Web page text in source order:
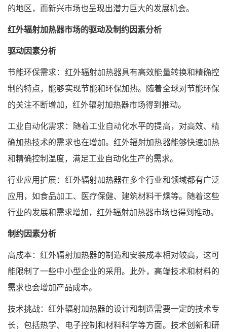
的地区，而新兴市场也呈现出潜力巨大的发展机会。
红外辐射加热器市场的驱动及制约因素分析
驱动因素分析
节能环保需求：红外辐射加热器具有高效能量转换和精确控
制的特点，能够实现节能和环保加热。随着全球对节能环保
的关注不断增加，红外辐射加热器市场得到推动。
工业自动化需求：随着工业自动化水平的提高，对高效、精
确加热技术的需求也在增加。红外辐射加热器能够快速加热
和精确控制温度，满足工业自动化生产的需求。
行业应用扩展：红外辐射加热器在多个行业和领域都有广泛
应用，如食品加工、医疗保健、建筑材料干燥等。随着这些
行业的发展和需求增加，红外辐射加热器市场也得到推动。
制约因素分析
高成本：红外辐射加热器的制造和安装成本相对较高，这可
能限制了一些中小型企业的采用。此外，高端技术和材料的
需求也会增加产品成本。
技术挑战：红外辐射加热器的设计和制造需要一定的技术专
长，包括热学、电子控制和材料科学等方面。技术创新和研